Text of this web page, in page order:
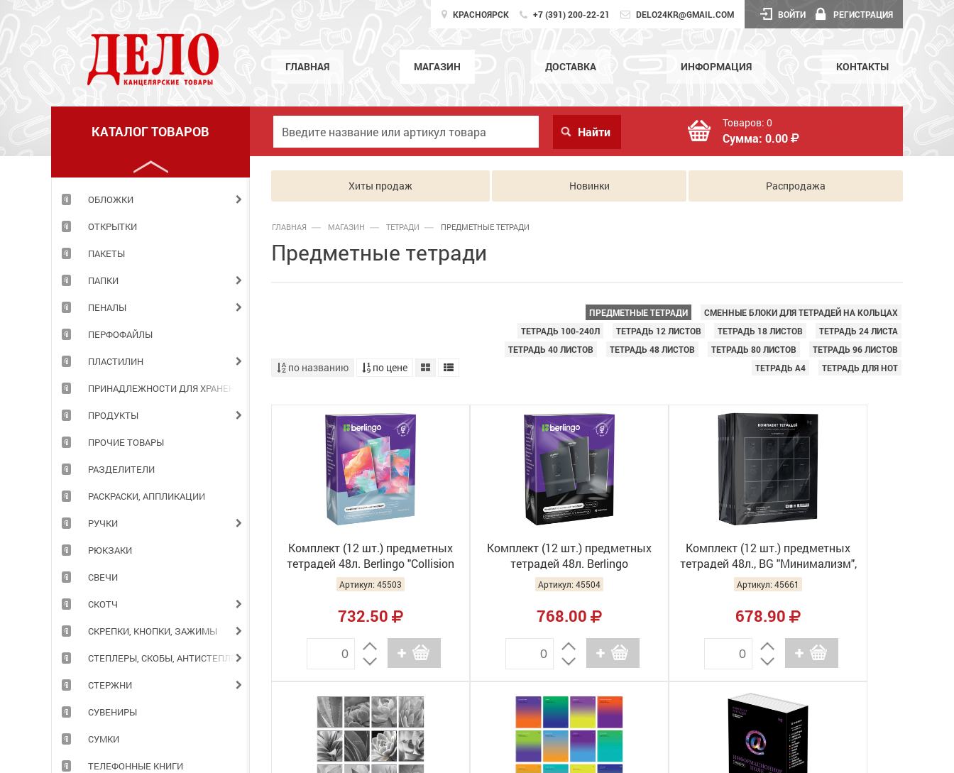
КРАСНОЯРСК +7 (391) 200-22-21 DELO24KR@GMAIL.COM ВОЙТИ РЕГИСТРАЦИЯ
ГЛАВНАЯ МАГАЗИН ДОСТАВКА ИНФОРМАЦИЯ КОНТАКТЫ
КАТАЛОГ ТОВАРОВ
Товаров: 0
Сумма: 0.00
НАБОРЫ ДЕТСКИЕ
НАБОРЫ ОФИСНЫЕ
НОЖНИЦЫ
ОБЛОЖКИ
ОТКРЫТКИ
ПАКЕТЫ
ПАПКИ
ПЕНАЛЫ
ПЕРФОФАЙЛЫ
ПЛАСТИЛИН
ПРИНАДЛЕЖНОСТИ ДЛЯ ХРАНЕНИЯ ДОКУМЕНТОВ
ПРОДУКТЫ
ПРОЧИЕ ТОВАРЫ
РАЗДЕЛИТЕЛИ
РАСКРАСКИ, АППЛИКАЦИИ
РУЧКИ
РЮКЗАКИ
СВЕЧИ
СКОТЧ
СКРЕПКИ, КНОПКИ, ЗАЖИМЫ
СТЕПЛЕРЫ, СКОБЫ, АНТИСТЕПЛЕРЫ
СТЕРЖНИ
СУВЕНИРЫ
СУМКИ
ТЕЛЕФОННЫЕ КНИГИ
Хиты продаж Новинки Распродажа
ГЛАВНАЯ МАГАЗИН ТЕТРАДИ ПРЕДМЕТНЫЕ ТЕТРАДИ
Предметные тетради
по названию по цене
ПРЕДМЕТНЫЕ ТЕТРАДИ
СМЕННЫЕ БЛОКИ ДЛЯ ТЕТРАДЕЙ НА КОЛЬЦАХ
ТЕТРАДЬ 100-240Л
ТЕТРАДЬ 12 ЛИСТОВ ТЕТРАДЬ 18 ЛИСТОВ
ТЕТРАДЬ 24 ЛИСТА
ТЕТРАДЬ 40 ЛИСТОВ
ТЕТРАДЬ 48 ЛИСТОВ ТЕТРАДЬ 80 ЛИСТОВ
ТЕТРАДЬ 96 ЛИСТОВ
ТЕТРАДЬ А4
ТЕТРАДЬ ДЛЯ НОТ
Комплект (12 шт.) предметных
тетрадей 48л. Berlingo "Collision
XS", 80г/м2, софт-тач CBs_S1913
Артикул: 45503
732.50
Комплект (12 шт.) предметных
тетрадей 48л. Berlingo
"DoubleBlack" , 80г/м2, софт-тач
CBs_48701
Артикул: 45504
768.00
Комплект (12 шт.) предметных
тетрадей 48л., BG "Минимализм",
выб.лак, ТПК5ск48_вл 57972
Артикул: 45661
678.90